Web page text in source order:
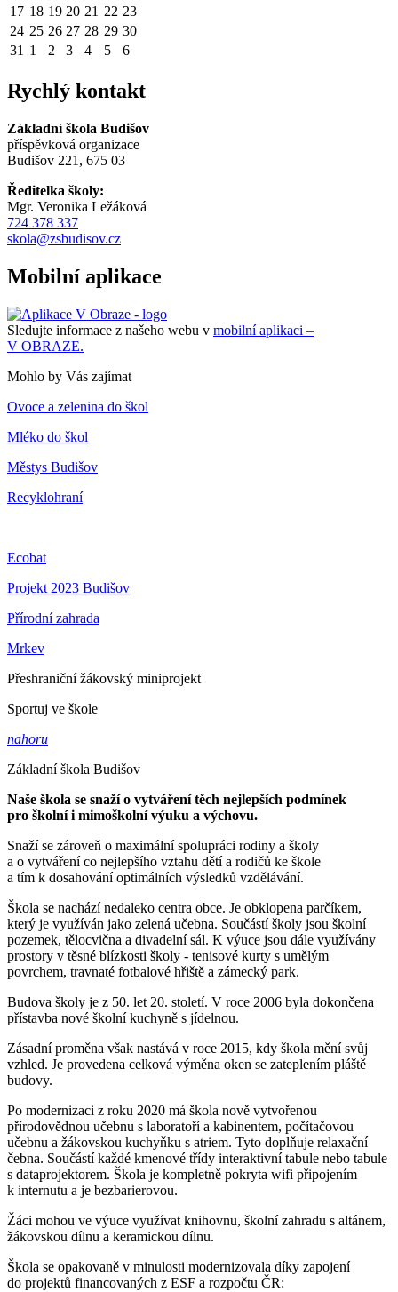
17 18 19 20 21 22 23
24 25 26 27 28 29 30
31 1 2 3 4 5 6
Rychlý kontakt
Základní škola Budišov
příspěvková organizace
Budišov 221, 675 03
Ředitelka školy:
Mgr. Veronika Ležáková
724 378 337
skola@zsbudisov.cz
Mobilní aplikace
Sledujte informace z našeho webu v mobilní aplikaci –
V OBRAZE.
Mohlo by Vás zajímat
Ovoce a zelenina do škol
Mléko do škol
Městys Budišov
Recyklohraní
Ecobat
Projekt 2023 Budišov
Přírodní zahrada
Mrkev
Přeshraniční žákovský miniprojekt
Sportuj ve škole
nahoru
Základní škola Budišov
Naše škola se snaží o vytváření těch nejlepších podmínek
pro školní i mimoškolní výuku a výchovu.
Snaží se zároveň o maximální spolupráci rodiny a školy
a o vytváření co nejlepšího vztahu dětí a rodičů ke škole
a tím k dosahování optimálních výsledků vzdělávání.
Škola se nachází nedaleko centra obce. Je obklopena parčíkem,
který je využíván jako zelená učebna. Součástí školy jsou školní
pozemek, tělocvična a divadelní sál. K výuce jsou dále využívány
prostory v těsné blízkosti školy - tenisové kurty s umělým
povrchem, travnaté fotbalové hřiště a zámecký park.
Budova školy je z 50. let 20. století. V roce 2006 byla dokončena
přístavba nové školní kuchyně s jídelnou.
Zásadní proměna však nastává v roce 2015, kdy škola mění svůj
vzhled. Je provedena celková výměna oken se zateplením pláště
budovy.
Po modernizaci z roku 2020 má škola nově vytvořenou
přírodovědnou učebnu s laboratoří a kabinentem, počítačovou
učebnu a žákovskou kuchyňku s atriem. Tyto doplňuje relaxační
čebna. Součástí každé kmenové třídy interaktivní tabule nebo tabule
s dataprojektorem. Škola je kompletně pokryta wifi připojením
k internutu a je bezbarierovou.
Žáci mohou ve výuce využívat knihovnu, školní zahradu s altánem,
žákovskou dílnu a keramickou dílnu.
Škola se opakovaně v minulosti modernizovala díky zapojení
do projektů financovaných z ESF a rozpočtu ČR: